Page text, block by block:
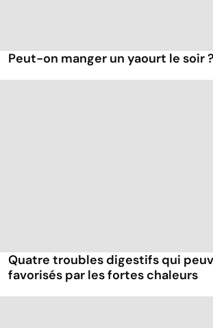
Peut-on manger un yaourt le soir ?
Quatre troubles digestifs qui
favorisés par les fortes chaleurs